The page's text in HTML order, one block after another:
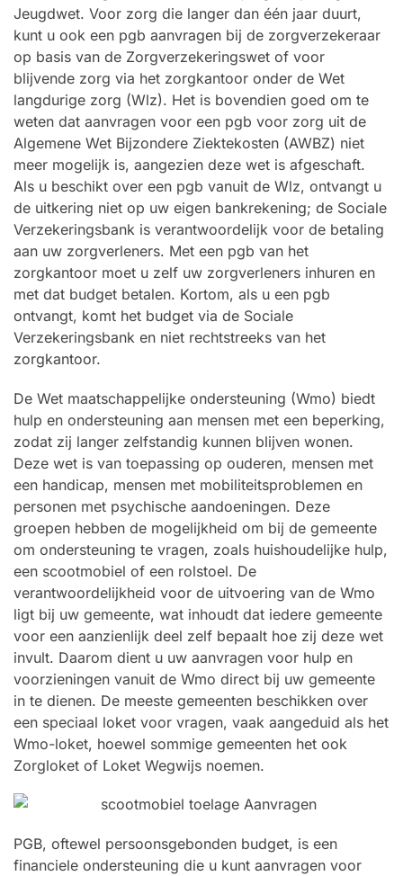
Jeugdwet. Voor zorg die langer dan één jaar duurt,
kunt u ook een pgb aanvragen bij de zorgverzekeraar
op basis van de Zorgverzekeringswet of voor
blijvende zorg via het zorgkantoor onder de Wet
langdurige zorg (Wlz). Het is bovendien goed om te
weten dat aanvragen voor een pgb voor zorg uit de
Algemene Wet Bijzondere Ziektekosten (AWBZ) niet
meer mogelijk is, aangezien deze wet is afgeschaft.
Als u beschikt over een pgb vanuit de Wlz, ontvangt u
de uitkering niet op uw eigen bankrekening; de Sociale
Verzekeringsbank is verantwoordelijk voor de betaling
aan uw zorgverleners. Met een pgb van het
zorgkantoor moet u zelf uw zorgverleners inhuren en
met dat budget betalen. Kortom, als u een pgb
ontvangt, komt het budget via de Sociale
Verzekeringsbank en niet rechtstreeks van het
zorgkantoor.
De Wet maatschappelijke ondersteuning (Wmo) biedt
hulp en ondersteuning aan mensen met een beperking,
zodat zij langer zelfstandig kunnen blijven wonen.
Deze wet is van toepassing op ouderen, mensen met
een handicap, mensen met mobiliteitsproblemen en
personen met psychische aandoeningen. Deze
groepen hebben de mogelijkheid om bij de gemeente
om ondersteuning te vragen, zoals huishoudelijke hulp,
een scootmobiel of een rolstoel. De
verantwoordelijkheid voor de uitvoering van de Wmo
ligt bij uw gemeente, wat inhoudt dat iedere gemeente
voor een aanzienlijk deel zelf bepaalt hoe zij deze wet
invult. Daarom dient u uw aanvragen voor hulp en
voorzieningen vanuit de Wmo direct bij uw gemeente
in te dienen. De meeste gemeenten beschikken over
een speciaal loket voor vragen, vaak aangeduid als het
Wmo-loket, hoewel sommige gemeenten het ook
Zorgloket of Loket Wegwijs noemen.
PGB, oftewel persoonsgebonden budget, is een
financiele ondersteuning die u kunt aanvragen voor